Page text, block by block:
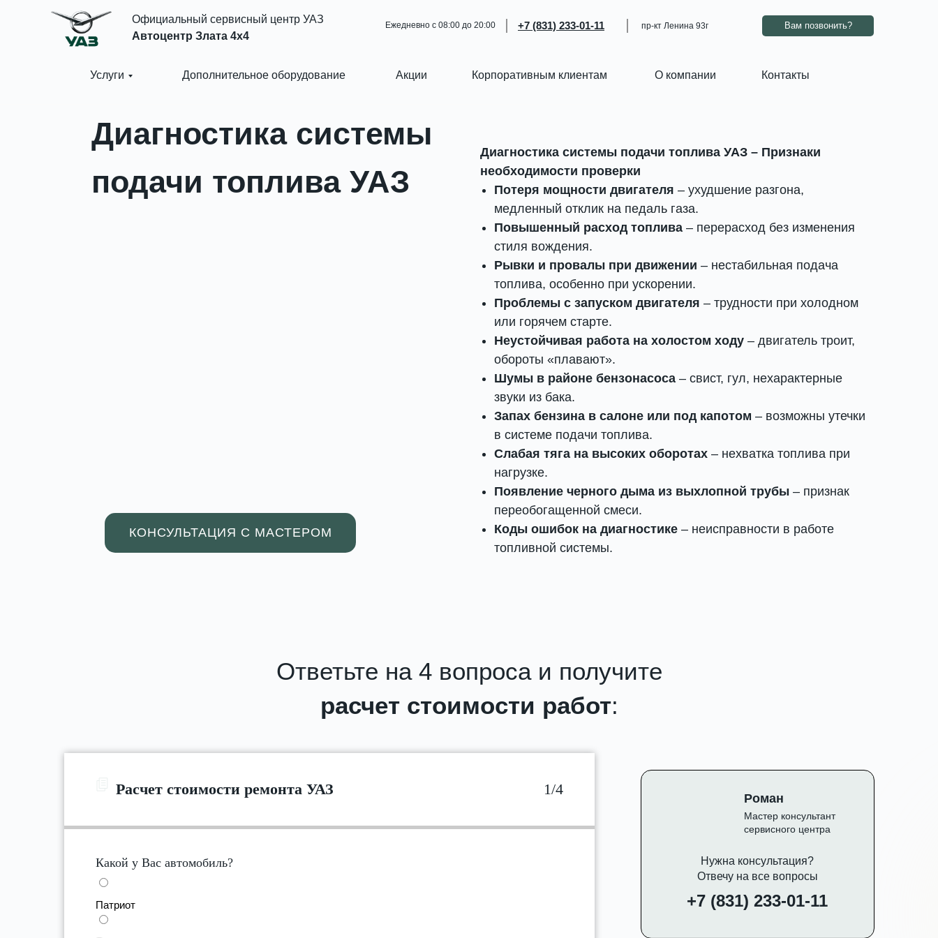
Акции
+7 (831) 233-01-11 пр-кт Ленина 93г
О компании
Вам позвонить?
Официальный сервисный центр УАЗ
Автоцентр Злата 4x4
Контакты
Корпоративным клиентам
Дополнительное оборудование
Ежедневно с 08:00 до 20:00
Услуги
Диагностика системы
подачи топлива УАЗ
Диагностика системы подачи топлива УАЗ – Признаки
необходимости проверки
Потеря мощности двигателя – ухудшение разгона,
медленный отклик на педаль газа.
Повышенный расход топлива – перерасход без изменения
стиля вождения.
Рывки и провалы при движении – нестабильная подача
топлива, особенно при ускорении.
Проблемы с запуском двигателя – трудности при холодном
или горячем старте.
Неустойчивая работа на холостом ходу – двигатель троит,
обороты «плавают».
Шумы в районе бензонасоса – свист, гул, нехарактерные
звуки из бака.
Запах бензина в салоне или под капотом – возможны утечки
в системе подачи топлива.
Слабая тяга на высоких оборотах – нехватка топлива при
нагрузке.
Появление черного дыма из выхлопной трубы – признак
переобогащенной смеси.
Коды ошибок на диагностике – неисправности в работе
топливной системы.
КОНСУЛЬТАЦИЯ С МАСТЕРОМ
Нужна консультация?
Отвечу на все вопросы
+7 (831) 233-01-11
Ответьте на 4 вопроса и получите
расчет стоимости работ:
Роман
Мастер консультант
сервисного центра
Расчет стоимости ремонта УАЗ 1/4
Какой у Вас автомобиль?
Патриот